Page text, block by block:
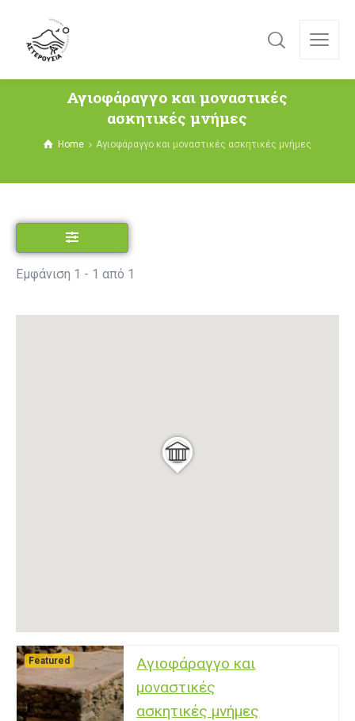
Αγιοφάραγγο και μοναστικές
ασκητικές μνήμες
Home Αγιοφάραγγο και μοναστικές ασκητικές μνήμες
Εμφάνιση 1 - 1 από 1
Αγιοφάραγγο και
μοναστικές
ασκητικές μνήμες
Featured